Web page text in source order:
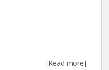
[Read more]